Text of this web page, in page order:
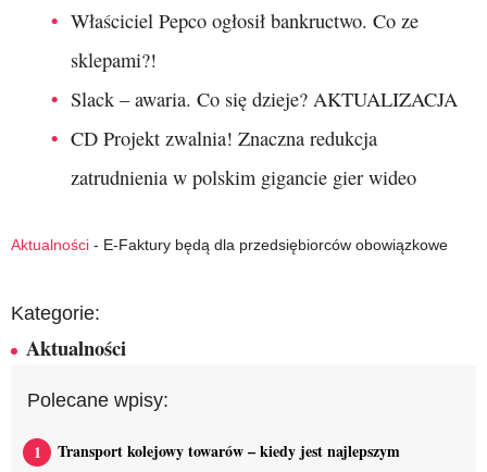
Właściciel Pepco ogłosił bankructwo. Co ze
sklepami?!
Slack – awaria. Co się dzieje? AKTUALIZACJA
CD Projekt zwalnia! Znaczna redukcja
zatrudnienia w polskim gigancie gier wideo
Aktualności - E-Faktury będą dla przedsiębiorców obowiązkowe
Kategorie:
Aktualności
Polecane wpisy:
Transport kolejowy towarów – kiedy jest najlepszym